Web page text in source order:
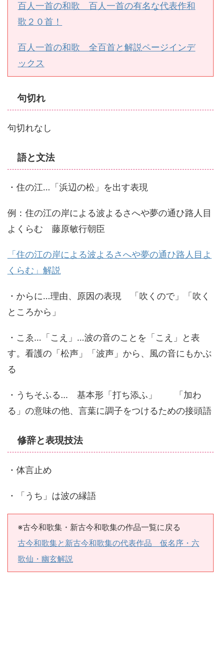
百人一首の和歌 百人一首の有名な代表作和
歌２０首！
百人一首の和歌 全百首と解説ページインデ
ックス
句切れ
句切れなし
語と文法
・住の江…「浜辺の松」を出す表現
例：住の江の岸による波よるさへや夢の通ひ路人目
よくらむ 藤原敏行朝臣
「住の江の岸による波よるさへや夢の通ひ路人目よ
くらむ」解説
・からに…理由、原因の表現 「吹くので」「吹く
ところから」
・こゑ…「こえ」…波の音のことを「こえ」と表
す。看護の「松声」「波声」から、風の音にもかぶ
る
・うちそふる… 基本形「打ち添ふ」 「加わ
る」の意味の他、言葉に調子をつけるための接頭語
修辞と表現技法
・体言止め
・「うち」は波の縁語
※古今和歌集・新古今和歌集の作品一覧に戻る
古今和歌集と新古今和歌集の代表作品 仮名序・六
歌仙・幽玄解説